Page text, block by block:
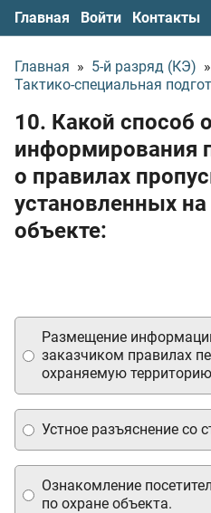
Главная Войти Контакты
Главная » 5-й разряд (КЭ) »
Тактико-специальная
10. Какой способ
информирования
о правилах
установленных
объекте:
Размещение
заказчиком правилах
охраняемую
Устное разъяснение со
Ознакомление
по охране объекта.